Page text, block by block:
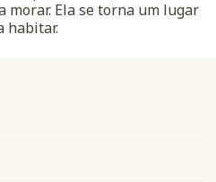
morar. Ela se torna um lugar
habitar.